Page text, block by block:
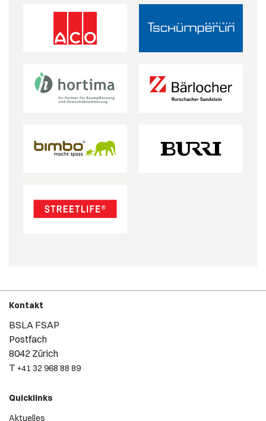
Kontakt
BSLA FSAP
Postfach
8042 Zürich
T +41 32 968 88 89
Quicklinks
Aktuelles